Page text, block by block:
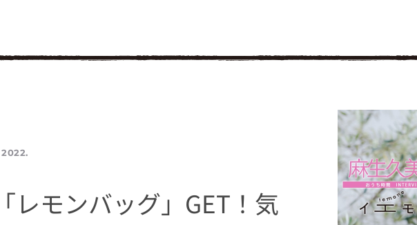
レモンバッグ」GET！気